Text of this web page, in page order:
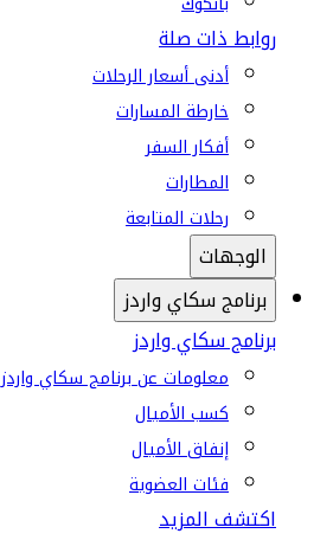
روابط ذات صلة
أدنى أسعار الرحلات
خارطة المسارات
أفكار السفر
المطارات
رحلات المتابعة
الوجهات
برنامج سكاي واردز
برنامج سكاي واردز
معلومات عن برنامج سكاي واردز
كسب الأميال
إنفاق الأميال
فئات العضوية
اكتشف المزيد